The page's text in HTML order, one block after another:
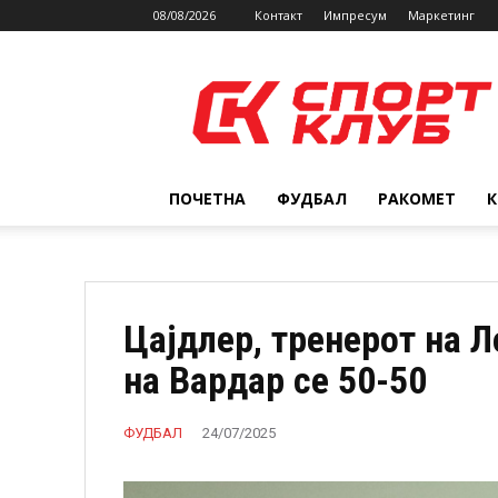
08/08/2026 Контакт Импресум Маркетинг
ПОЧЕТНА ФУДБАЛ РАКОМЕТ
Цајдлер, тренерот на
на Вардар се 50-50
ФУДБАЛ 24/07/2025